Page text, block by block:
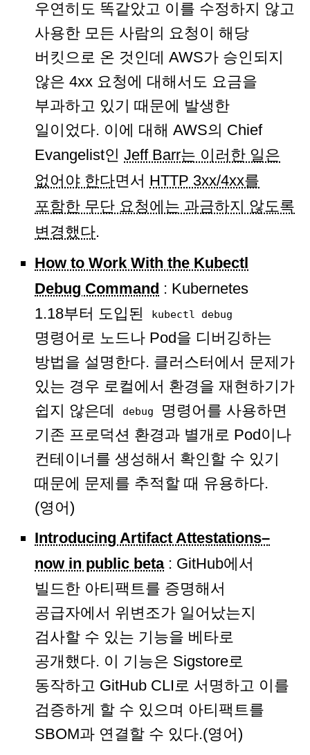
우연히도 똑같았고 이를 수정하지 않고
사용한 모든 사람의 요청이 해당
버킷으로 온 것인데 AWS가 승인되지
않은 4xx 요청에 대해서도 요금을
부과하고 있기 때문에 발생한
일이었다. 이에 대해 AWS의 Chief
Evangelist인 Jeff Barr는 이러한 일은
없어야 한다면서 HTTP 3xx/4xx를
포함한 무단 요청에는 과금하지 않도록
변경했다.
How to Work With the Kubectl
Debug Command : Kubernetes
1.18부터 도입된
kubectl debug
명령어로 노드나 Pod을 디버깅하는
방법을 설명한다. 클러스터에서 문제가
있는 경우 로컬에서 환경을 재현하기가
쉽지 않은데
debug
명령어를 사용하면
기존 프로덕션 환경과 별개로 Pod이나
컨테이너를 생성해서 확인할 수 있기
때문에 문제를 추적할 때 유용하다.
(영어)
Introducing Artifact Attestations–
now in public beta: GitHub에서
빌드한 아티팩트를 증명해서
공급자에서 위변조가 일어났는지
검사할 수 있는 기능을 베타로
공개했다. 이 기능은 Sigstore로
동작하고 GitHub CLI로 서명하고 이를
검증하게 할 수 있으며 아티팩트를
SBOM과 연결할 수 있다.(영어)